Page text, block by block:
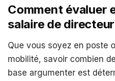
Comment évaluer
salaire de
Que vous soyez en poste
mobilité, savoir combien
base argumenter est